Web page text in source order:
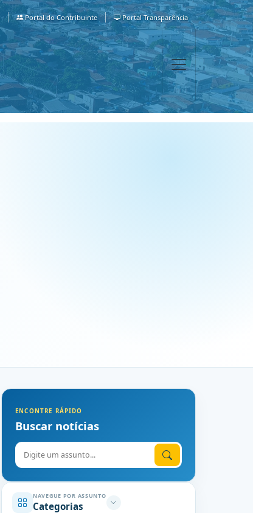
Portal do Contribuinte Portal Transparência
ENCONTRE RÁPIDO
Buscar notícias
Digite o assunto
NAVEGUE POR ASSUNTO
Categorias